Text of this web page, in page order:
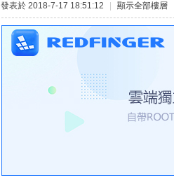
發表於 2018-7-17 18:51:12 顯示全部樓層